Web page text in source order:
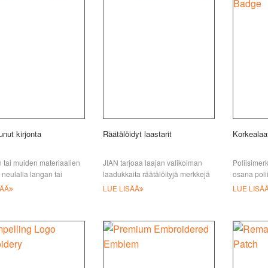
kirjonta
tai muiden materiaalien
langan tai
kirjontatyö
Räätälöidyt laastarit
JIAN tarjoaa laajan valikoiman
laadukkaita räätälöityjä merkkejä
vaatteisiin ja muihin vaatteisiin
LUE LISÄÄ
osana
LUE